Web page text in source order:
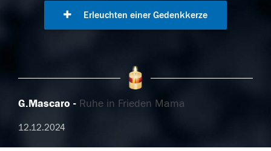
Erleuchten einer Gedenkkerze
G.Mascaro Ruhe in Frieden Mama
12.12.2024